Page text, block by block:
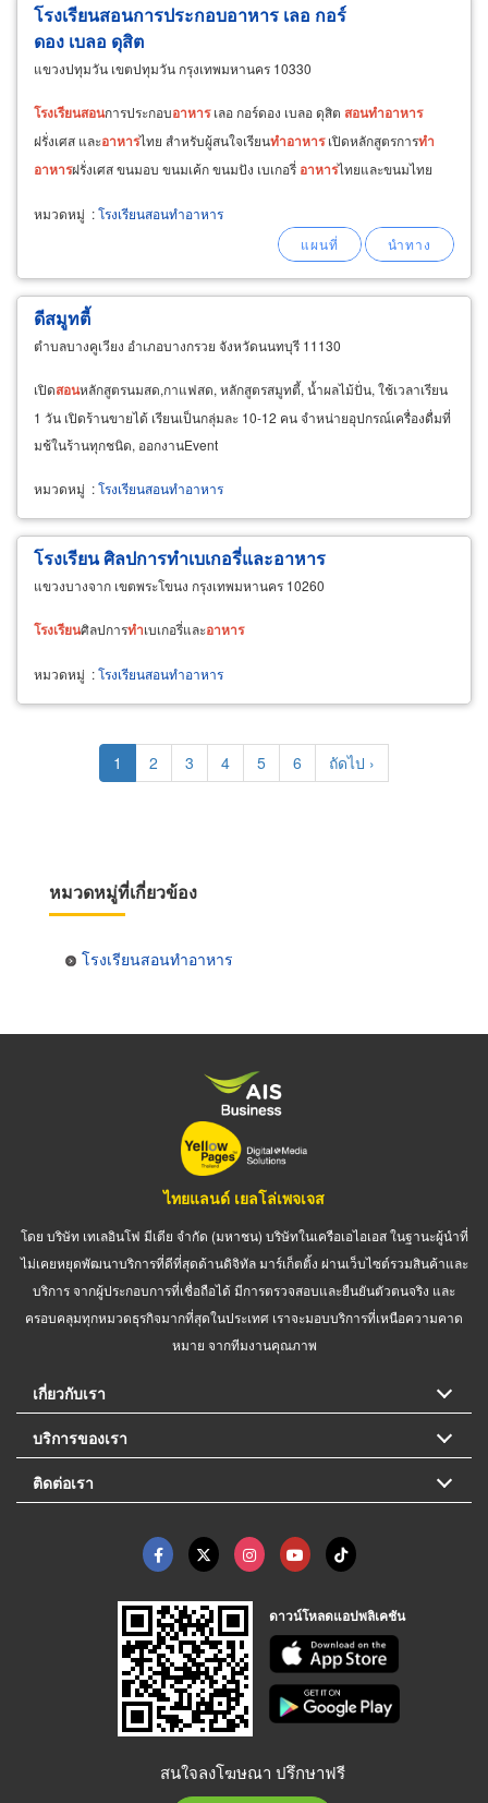
โรงเรียนสอนการประกอบอาหาร เลอ กอร์
ดอง เบลอ ดุสิต
แขวงปทุมวัน เขตปทุมวัน กรุงเทพมหานคร 10330
โรงเรียนสอนการประกอบอาหารเลอ กอร์ดอง เบลอ ดุสิต สอนทำอาหาร
ฝรั่งเศส และอาหารไทย สำหรับผู้สนใจเรียนทำอาหารเปิดหลักสูตรการทำ
อาหารฝรั่งเศส ขนมอบ ขนมเค้ก ขนมปัง เบเกอรี่ อาหารไทยและขนมไทย
หมวดหมู่ :โรงเรียนสอนทำอาหาร
ดีสมูทตี้
ตำบลบางคูเวียง อำเภอบางกรวย จังหวัดนนทบุรี 11130
เปิดสอนหลักสูตรนมสด,กาแฟสด, หลักสูตรสมูทตี้, น้ำผลไม้ปั่น, ใช้เวลาเรียน
1 วัน เปิดร้านขายได้ เรียนเป็นกลุ่มละ 10-12 คน จำหน่ายอุปกรณ์เครื่องดื่มที่
มช้ในร้านทุกชนิด, ออกงานEvent
หมวดหมู่ :โรงเรียนสอนทำอาหาร
โรงเรียน ศิลปการทำเบเกอรี่และอาหาร
แขวงบางจาก เขตพระโขนง กรุงเทพมหานคร 10260
โรงเรียนศิลปการทำเบเกอรี่และอาหาร
หมวดหมู่ :โรงเรียนสอนทำอาหาร
PaginationCurrent
page
1 Page
2 Page
3 Page
4 Page
5 Page
6
Next
page
ถัดไป ›
หมวดหมู่ที่เกี่ยวข้อง
โรงเรียนสอนทำอาหาร
ไทยแลนด์ เยลโล่เพจเจส
โดย บริษัท เทเลอินโฟ มีเดีย จำกัด (มหาชน) บริษัทในเครือเอไอเอส ในฐานะผู้นำที่
ไม่เคยหยุดพัฒนาบริการที่ดีที่สุดด้านดิจิทัล มาร์เก็ตติ้ง ผ่านเว็บไซต์รวมสินค้าและ
บริการ จากผู้ประกอบการที่เชื่อถือได้ มีการตรวจสอบและยืนยันตัวตนจริง และ
ครอบคลุมทุกหมวดธุรกิจมากที่สุดในประเทศ เราจะมอบบริการที่เหนือความคาด
หมาย จากทีมงานคุณภาพ
เกี่ยวกับเรา
บริการของเรา
ติดต่อเรา
ดาวน์โหลดแอปพลิเคชัน
สนใจลงโฆษณา ปรึกษาฟรี